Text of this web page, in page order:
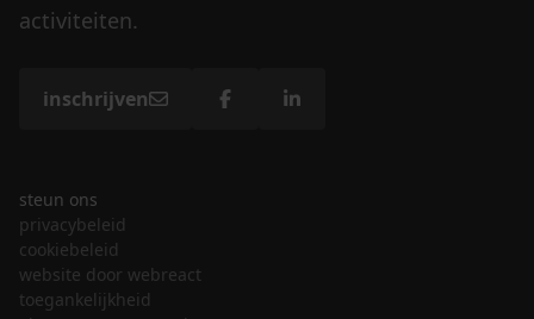
activiteiten.
inschrijven
steun ons
privacybeleid
cookiebeleid
website door webreact
toegankelijkheid